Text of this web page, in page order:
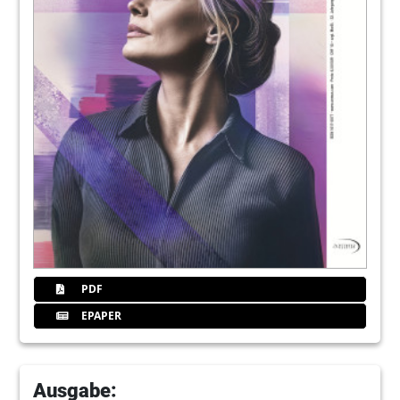
Sylvia Wuttig, B.A.
24Praxis-Labor-Schnittstelle: Klare Rollen
statt Grauzonen
Angélique Rinke, Rechtsanwältin
26Fokus: Prothetik – Zusammenarbeit von
Praxis und Labor
Redaktion
28Smarter Workflow bei bimaxillärer
Gesamtrehabilitation
Dr. Tuba Aini, Maximilian Schepp, Prof. Dr. Jan-
Frederik Güth
Fundament, moderne Technik die
Marlene Hartinger im Gespräch mit ZTM Otto
PDF
EPAPER
Ausgabe: